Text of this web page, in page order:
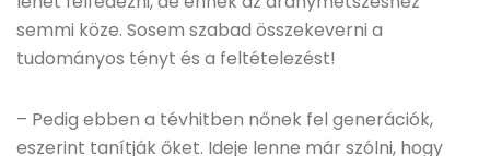
semmi köze. Sosem szabad összekeverni a
tudományos tényt és a feltételezést!
– Pedig ebben a tévhitben nőnek fel generációk,
eszerint tanítják őket. Ideje lenne már szólni, hogy